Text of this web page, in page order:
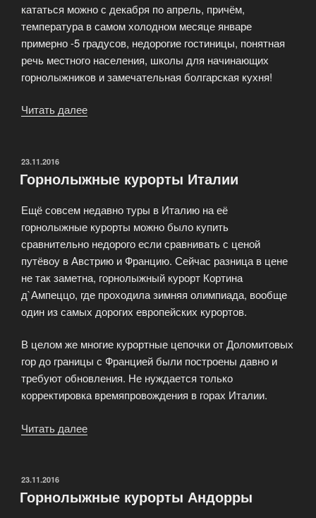
кататься можно с декабря по апрель, причём,
температура в самом холодном месяце январе
примерно -5 градусов, недорогие гостиницы, понятная
речь местного населения, школы для начинающих
горнолыжников и замечательная болгарская кухня!
Читать далее
ОПУБЛИКОВАНО
23.11.2016
Горнолыжные курорты Италии
Ещё совсем недавно туры в Италию на её
горнолыжные курорты можно было купить
сравнительно недорого если сравнивать с ценой
путёвоу в Австрию и Францию. Сейчас разница в цене
не так заметна, горнолыжный курорт Кортина
д`Ампеццо, где проходила зимняя олимпиада, вообще
один из самых дорогих европейских курортов.
В целом же многие курортные цепочки от Доломитовых
гор до границы с Францией были построены давно и
требуют обновления. Не нуждается только
корректировка времяпровождения в горах Италии.
Читать далее
ОПУБЛИКОВАНО
23.11.2016
Горнолыжные курорты Андорры